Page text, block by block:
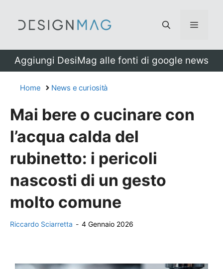
Menu
Aggiungi DesiMag alle fonti di google news
Home News e curiosità
Mai bere o cucinare con
l’acqua calda del
rubinetto: i pericoli
nascosti di un gesto
molto comune
Riccardo Sciarretta - 4 Gennaio 2026